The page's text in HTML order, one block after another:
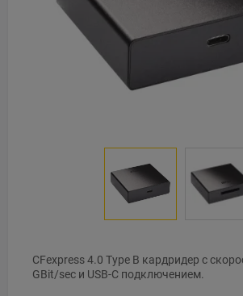
CFexpress 4.0 Type B кардридер с
GBit/sec и USB-C подключением.